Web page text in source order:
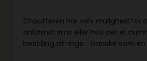
Chaufføren har selv mulighed for
ankomst sms eller hvis der er
bestilling at ringe… Ganske som en